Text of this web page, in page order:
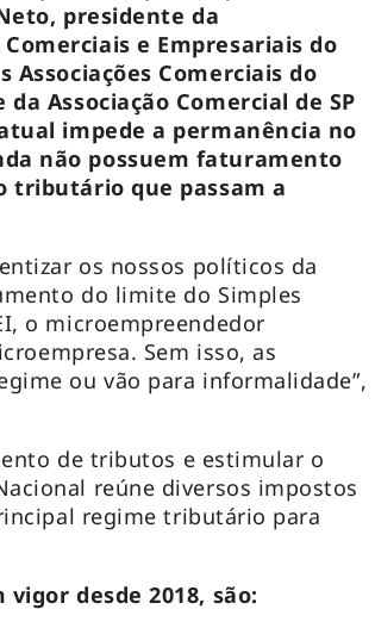
presidente da
e Empresariais do
Associações Comerciais do
da Associação Comercial de SP
impede a permanência no
não possuem faturamento
tributário que passam a
os nossos políticos da
do limite do Simples
o microempreendedor
Sem isso, as
ou vão para informalidade”,
de tributos e estimular o
reúne diversos impostos
regime tributário para
desde 2018, são: